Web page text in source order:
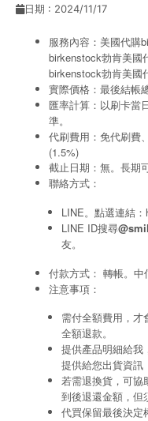
聯絡方式
日期 : 2024/11/17
服務內容：美國代
birkenstock勃肯美
birkenstock勃肯美國
實際價格：最後結帳
匯率計算：以刷卡當
準。
代刷費用：免代刷費
(1.5%)
截止日期：無。長期
聯絡方式：
LINE。點選連結：
LINE ID搜尋
友。
付款方式： 轉帳。中
注意事項：
需付全額費用，才
全額退款。
提供產品明細給我
提供給您出貨資訊
若需退換貨，可協
到後退還金額，但
代買保留最後決定